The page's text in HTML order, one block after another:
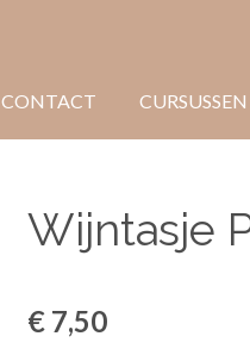
CONTACT
Wijntasje
€ 7,50